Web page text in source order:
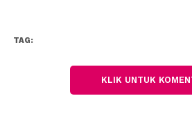
TAG:
KLIK UNTUK